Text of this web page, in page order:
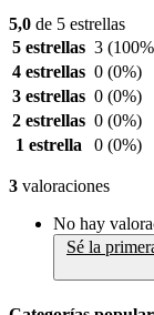
5,0 de 5 estrellas
5 estrellas 3
4 estrellas 0 (0%)
3 estrellas 0 (0%)
2 estrellas 0 (0%)
1 estrella
0 (0%)
3 valoraciones
No hay
Sé la